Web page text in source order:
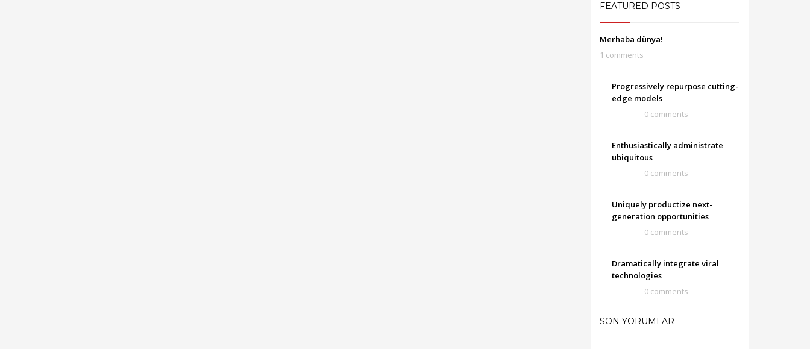
FEATURED POSTS
Merhaba dünya!
1 comments
Progressively repurpose cutting-
edge models
0 comments
Enthusiastically administrate
ubiquitous
0 comments
Uniquely productize next-
generation opportunities
0 comments
Dramatically integrate viral
technologies
0 comments
SON YORUMLAR